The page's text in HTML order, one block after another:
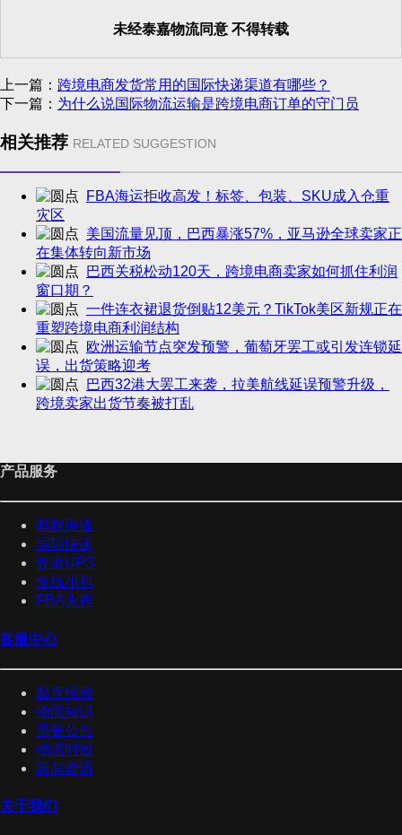
未经泰嘉物流同意 不得转载
上一篇： 跨境电商发货常用的国际快递渠道有哪些？
下一篇： 为什么说国际物流运输是跨境电商订单的守门员
相关推荐 RELATED SUGGESTION
FBA海运拒收高发！标签、包装、SKU成入仓重
灾区
美国流量见顶，巴西暴涨57%，亚马逊全球卖家正
在集体转向新市场
巴西关税松动120天，跨境电商卖家如何抓住利润
窗口期？
一件连衣裙退货倒贴12美元？TikTok美区新规正在
重塑跨境电商利润结构
欧洲运输节点突发预警，葡萄牙罢工或引发连锁延
误，出货策略迎考
巴西32港大罢工来袭，拉美航线延误预警升级，
跨境卖家出货节奏被打乱
产品服务
邮政渠道
国际快递
香港UPS
专线小包
FBA头程
客服中心
邮寄经验
物流知识
重要公告
物流时效
新闻资讯
关于我们